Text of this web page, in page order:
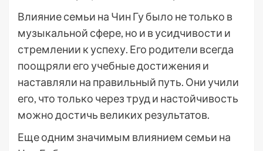
Влияние семьи на Чин Гу было не только в
музыкальной сфере, но и в усидчивости и
стремлении к успеху. Его родители всегда
поощряли его учебные достижения и
наставляли на правильный путь. Они учили
его, что только через труд и настойчивость
можно достичь великих результатов.
Еще одним значимым влиянием семьи на